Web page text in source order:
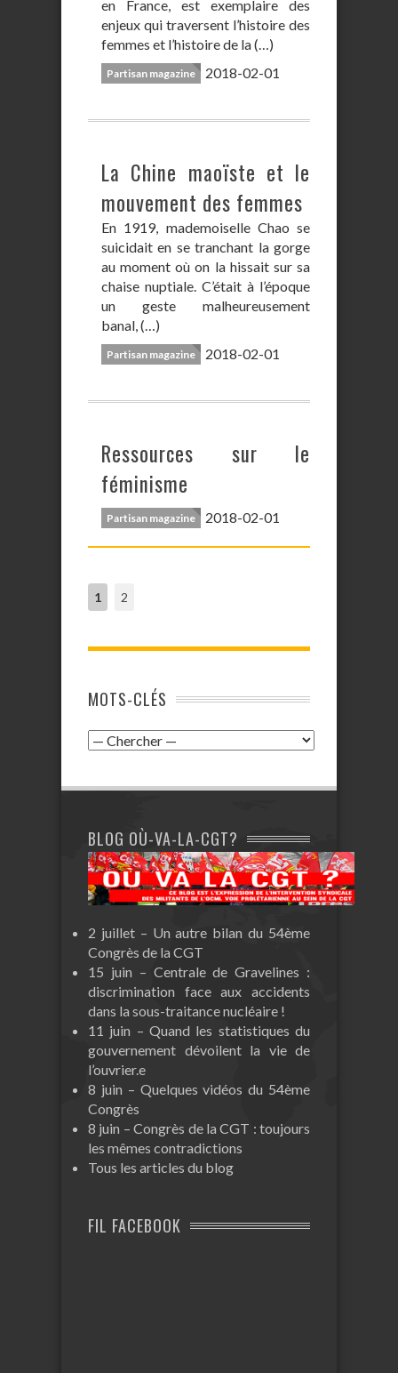
en France, est exemplaire des
enjeux qui traversent l’histoire des
femmes et l’histoire de la (…)
Partisan magazine 2018-02-01
La Chine maoïste et le
mouvement des femmes
En 1919, mademoiselle Chao se
suicidait en se tranchant la gorge
au moment où on la hissait sur sa
chaise nuptiale. C’était à l’époque
un geste malheureusement
banal, (…)
Partisan magazine 2018-02-01
Ressources sur le
féminisme
Partisan magazine 2018-02-01
1 2
MOTS-CLÉS
BLOG OÙ-VA-LA-CGT?
2 juillet – Un autre bilan du 54ème
Congrès de la CGT
15 juin – Centrale de Gravelines :
discrimination face aux accidents
dans la sous-traitance nucléaire !
11 juin – Quand les statistiques du
gouvernement dévoilent la vie de
l’ouvrier.e
8 juin – Quelques vidéos du 54ème
Congrès
8 juin – Congrès de la CGT : toujours
les mêmes contradictions
Tous les articles du blog
FIL FACEBOOK